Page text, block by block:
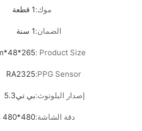
موك:1 قطعة
الضمان:1 سنة
Product Size :
265*48*11.5mm
PPG Sensor:
RA2325
إصدار البلوتوث:بي تي5.3
دقة الشاشة:480*480 Pixels